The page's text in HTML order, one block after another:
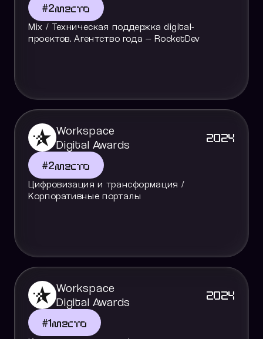
#2место
Mix / Техническая поддержка digital-
проектов. Агентство года — RocketDev
Workspace
Digital Awards
2024
#2место
Цифровизация и трансформация /
Корпоративные порталы
Workspace
Digital Awards
2024
#1место